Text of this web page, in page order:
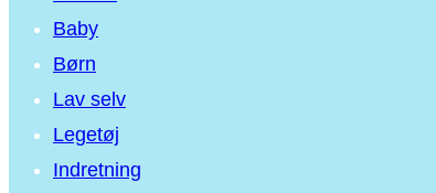
Baby
Børn
Lav selv
Legetøj
Indretning